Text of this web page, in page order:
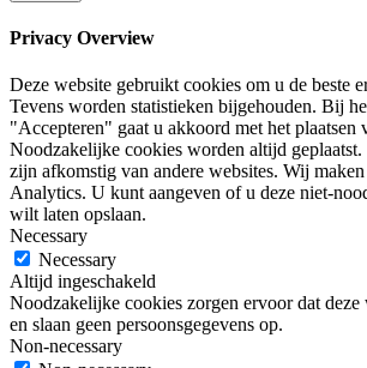
Privacy Overview
Deze website gebruikt cookies om u de beste
Tevens worden statistieken bijgehouden. Bij
"Accepteren" gaat u akkoord met het plaatsen
Noodzakelijke cookies worden altijd
zijn afkomstig van andere websites. Wij
Analytics. U kunt aangeven of u deze niet-
wilt laten opslaan.
Necessary
Necessary
Altijd ingeschakeld
Noodzakelijke cookies zorgen ervoor dat deze
en slaan geen persoonsgegevens op.
Non-necessary